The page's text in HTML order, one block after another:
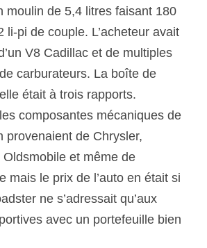
moulin de 5,4 litres faisant 180
li-pi de couple. L’acheteur avait
V8 Cadillac et de multiples
carburateurs. La boîte de
était à trois rapports.
composantes mécaniques de
provenaient de Chrysler,
et même de
mais le prix de l’auto en était si
ne s’adressait qu’aux
avec un portefeuille bien